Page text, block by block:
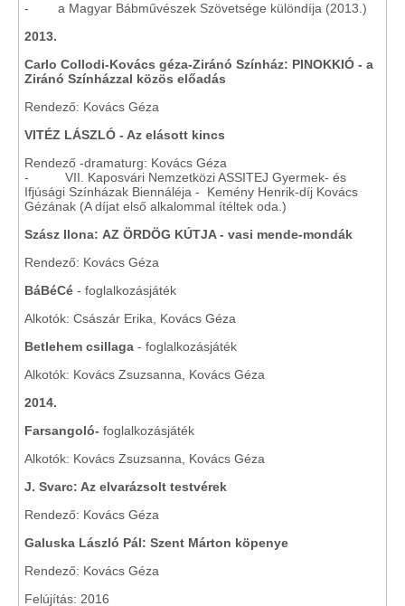
- a Magyar Bábművészek Szövetsége különdíja (2013.)
2013.
Carlo Collodi-Kovács géza-Ziránó Színház: PINOKKIÓ - a
Ziránó Színházzal közös előadás
Rendező: Kovács Géza
VITÉZ LÁSZLÓ - Az elásott kincs
Rendező -dramaturg: Kovács Géza
- VII. Kaposvári Nemzetközi ASSITEJ Gyermek- és
Ifjúsági Színházak Biennáléja - Kemény Henrik-díj Kovács
Gézának (A díjat első alkalommal ítéltek oda.)
Szász Ilona: AZ ÖRDÖG KÚTJA - vasi mende-mondák
Rendező: Kovács Géza
BáBéCé - foglalkozásjáték
Alkotók: Császár Erika, Kovács Géza
Betlehem csillaga - foglalkozásjáték
Alkotók: Kovács Zsuzsanna, Kovács Géza
2014.
Farsangoló- foglalkozásjáték
Alkotók: Kovács Zsuzsanna, Kovács Géza
J. Svarc: Az elvarázsolt testvérek
Rendező: Kovács Géza
Galuska László Pál: Szent Márton köpenye
Rendező: Kovács Géza
Felújítás: 2016